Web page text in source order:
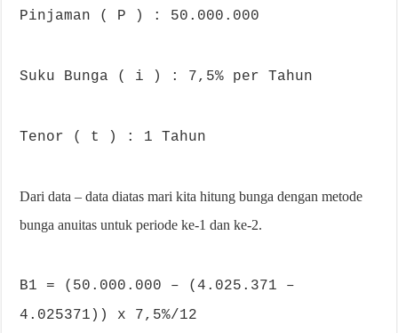
Pinjaman ( P ) : 50.000.000
Suku Bunga ( i ) : 7,5% per Tahun
Tenor ( t ) : 1 Tahun
Dari data – data diatas mari kita hitung bunga dengan metode
bunga anuitas untuk periode ke-1 dan ke-2.
B1 = (50.000.000 – (4.025.371 –
4.025371)) x 7,5%/12